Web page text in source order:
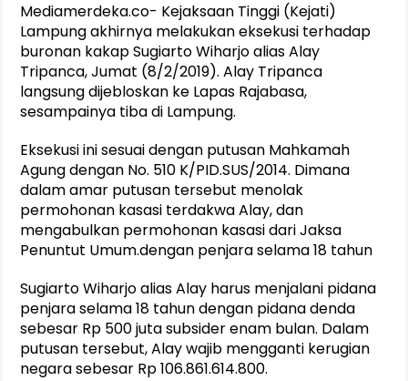
Gubernur Mirza Ajak IAI Darul Fattah Cetak SDM Adaptif
Mediamerdeka.co- Kejaksaan Tinggi (Kejati)
Lampung akhirnya melakukan eksekusi terhadap
buronan kakap Sugiarto Wiharjo alias Alay
Tripanca, Jumat (8/2/2019). Alay Tripanca
langsung dijebloskan ke Lapas Rajabasa,
sesampainya tiba di Lampung.
Eksekusi ini sesuai dengan putusan Mahkamah
Agung dengan No. 510 K/PID.SUS/2014. Dimana
dalam amar putusan tersebut menolak
permohonan kasasi terdakwa Alay, dan
mengabulkan permohonan kasasi dari Jaksa
Penuntut Umum.dengan penjara selama 18 tahun
Sugiarto Wiharjo alias Alay harus menjalani pidana
penjara selama 18 tahun dengan pidana denda
sebesar Rp 500 juta subsider enam bulan. Dalam
putusan tersebut, Alay wajib mengganti kerugian
negara sebesar Rp 106.861.614.800.